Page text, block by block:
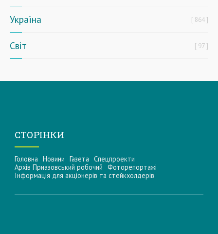
Україна 864
Світ 97
СТОРІНКИ
Головна Новини Газета Спецпроекти
Архів Приазовський робочий Фоторепортажі
Інформацiя для акцiонерiв та стейкхолдерiв